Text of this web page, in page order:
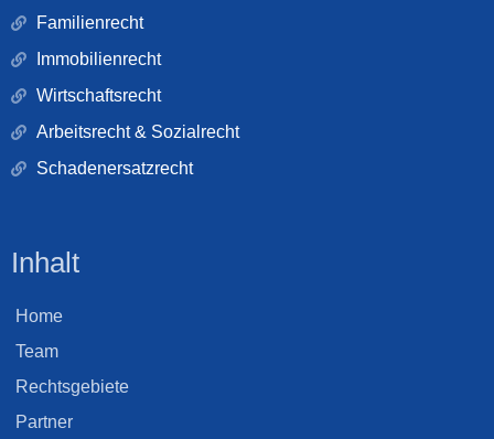
Familienrecht
Immobilienrecht
Wirtschaftsrecht
Arbeitsrecht & Sozialrecht
Schadenersatzrecht
Inhalt
Home
Team
Rechtsgebiete
Partner